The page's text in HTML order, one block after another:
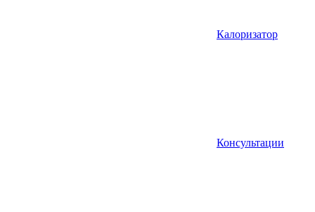
Калоризатор
Консультации